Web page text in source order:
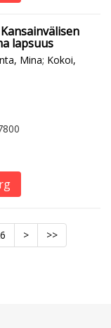
lapsuus
Mina; Kokoi,
> >>